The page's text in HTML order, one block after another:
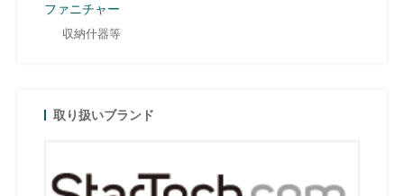
ファニチャー
収納什器等
取り扱いブランド